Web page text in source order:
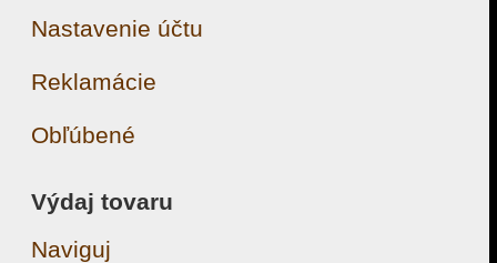
Nastavenie účtu
Reklamácie
Obľúbené
Výdaj tovaru
Naviguj